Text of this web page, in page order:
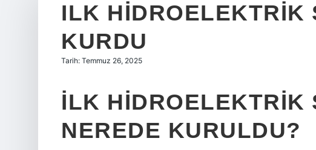
ILK HIDROELEKTRIK
KURDU
Tarih: Temmuz 26, 2025
İLK HIDROELEKTRIK
NEREDE KURULDU?